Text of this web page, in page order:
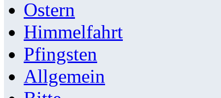
Ostern
Himmelfahrt
Pfingsten
Allgemein